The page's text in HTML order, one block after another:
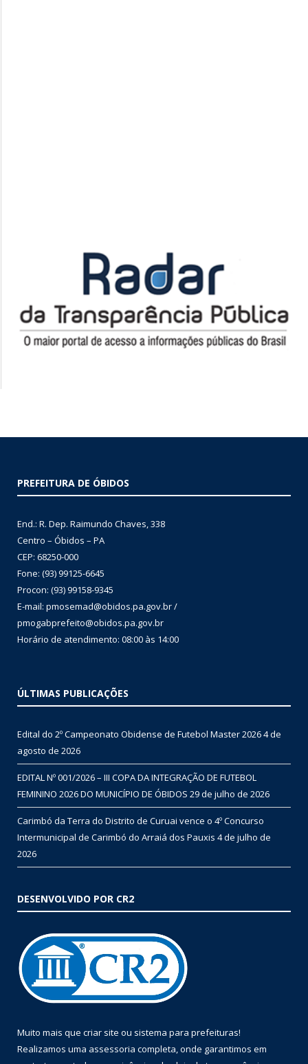
PREFEITURA DE ÓBIDOS
End.: R. Dep. Raimundo Chaves, 338
Centro – Óbidos – PA
CEP: 68250-000
Fone: (93) 99125-6645
Procon: (93) 99158-9345
E-mail: pmosemad@obidos.pa.gov.br /
pmogabprefeito@obidos.pa.gov.br
Horário de atendimento: 08:00 às 14:00
ÚLTIMAS PUBLICAÇÕES
Edital do 2º Campeonato Obidense de Futebol Master 20264 de
agosto de 2026
EDITAL Nº 001/2026 – III COPA DA INTEGRAÇÃO DE FUTEBOL
FEMININO 2026 DO MUNICÍPIO DE ÓBIDOS 29 de julho de 2026
Carimbó da Terra do Distrito de Curuai vence o 4º Concurso
Intermunicipal de Carimbó do Arraiá dos Pauxis 4 de julho de
2026
DESENVOLVIDO POR CR2
Muito mais que criar site ou sistema para prefeituras!
Realizamos uma assessoria completa, onde garantimos em